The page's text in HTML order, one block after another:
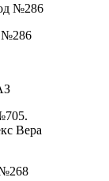
№286
№286
Вера